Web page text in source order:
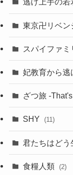
東京卍リベン
スパイファミ
妃教育から逃
ざつ旅 -
SHY (11)
君たちはどう
食糧人類 (2)